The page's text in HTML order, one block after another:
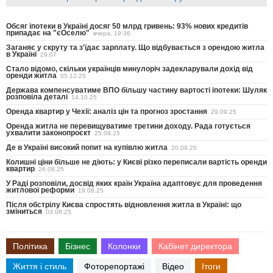
Обсяг іпотеки в Україні досяг 50 млрд гривень: 93% нових кредитів
припадає на "єОселю" вчера, 19:36
Заганяє у скруту та з'їдає зарплату. Що відбувається з орендою житла
в Україні 29.07
Стало відомо, скільки українців минулоріч задекларували дохід від
оренди житла 05.12.25
Держава компенсуватиме ВПО більшу частину вартості іпотеки: Шуляк
розповіла деталі 14.10.25
Оренда квартир у Чехії: аналіз цін та прогноз зростання 29.09.25
Оренда житла не перевищуватиме третини доходу. Рада готується
ухвалити законопроєкт 25.09.25
Де в Україні високий попит на купівлю житла 20.09.25
Колишні ціни більше не діють: у Києві різко переписали вартість оренди
квартир 26.08.25
У Раді розповіли, досвід яких країн Україна адаптовує для проведення
житлової реформи 19.08.25
Після обстрілу Києва спростять відновлення житла в Україні: що
зміниться 03.08.25
Політика Бізнес Колонки Кабінет директора
Життя і стиль Фоторепортажі Відео Ітоги